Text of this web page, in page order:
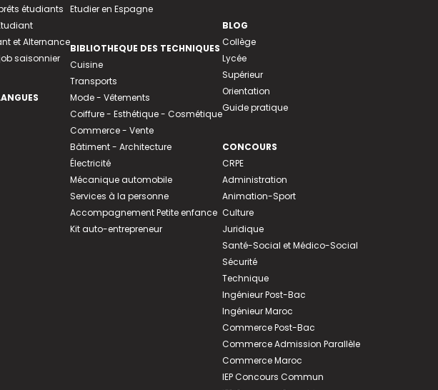
étudiants
et Alternance
saisonnier
Etudier en Espagne
BIBLIOTHEQUE DES TECHNIQUES
Cuisine
Transports
Mode - Vêtements
Coiffure - Esthétique - Cosmétique
Commerce - Vente
Bâtiment - Architecture
Électricité
Mécanique automobile
Services à la personne
Accompagnement Petite enfance
Kit auto-entrepreneur
BLOG
Collège
Lycée
Supérieur
Orientation
Guide pratique
CONCOURS
CRPE
Administration
Animation-Sport
Culture
Juridique
Santé-Social et Médico-Social
Sécurité
Technique
Ingénieur Post-Bac
Ingénieur Maroc
Commerce Post-Bac
Commerce Admission Parallèle
Commerce Maroc
IEP Concours Commun